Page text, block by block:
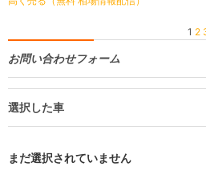
1 2
お問い合わせフォーム
選択した車
まだ選択されていません